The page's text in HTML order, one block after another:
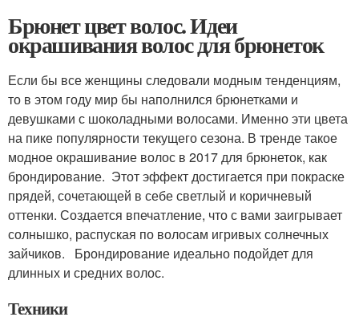
Брюнет цвет волос. Идеи
окрашивания волос для брюнеток
Если бы все женщины следовали модным тенденциям,
то в этом году мир бы наполнился брюнетками и
девушками с шоколадными волосами. Именно эти цвета
на пике популярности текущего сезона. В тренде такое
модное окрашивание волос в 2017 для брюнеток, как
брондирование. Этот эффект достигается при покраске
прядей, сочетающей в себе светлый и коричневый
оттенки. Создается впечатление, что с вами заигрывает
солнышко, распуская по волосам игривых солнечных
зайчиков. Брондирование идеально подойдет для
длинных и средних волос.
Техники